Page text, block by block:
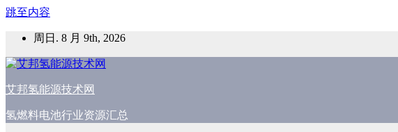
跳至内容
周日. 8 月 9th, 2026
艾邦氢能源技术网
氢燃料电池行业资源汇总